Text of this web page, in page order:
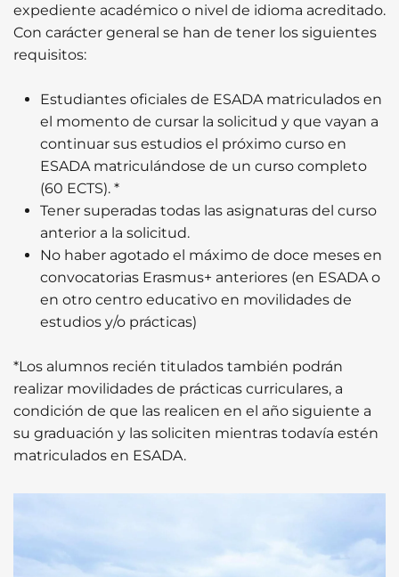
expediente académico o nivel de idioma acreditado.
Con carácter general se han de tener los siguientes
requisitos:
Estudiantes oficiales de ESADA matriculados en
el momento de cursar la solicitud y que vayan a
continuar sus estudios el próximo curso en
ESADA matriculándose de un curso completo
(60 ECTS). *
Tener superadas todas las asignaturas del curso
anterior a la solicitud.
No haber agotado el máximo de doce meses en
convocatorias Erasmus+ anteriores (en ESADA o
en otro centro educativo en movilidades de
estudios y/o prácticas)
*Los alumnos recién titulados también podrán
realizar movilidades de prácticas curriculares, a
condición de que las realicen en el año siguiente a
su graduación y las soliciten mientras todavía estén
matriculados en ESADA.